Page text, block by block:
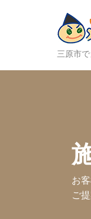
三原市
お
ご